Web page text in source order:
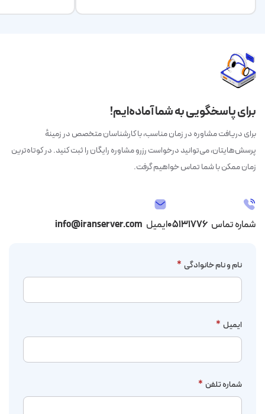
برای پاسخگویی به شما آماده‌ایم!
برای دریافت مشاوره در زمان مناسب، با کارشناسان متخصص در زمینهٔ
پرسش‌هایتان، می‌توانید درخواست رزرو مشاوره رایگان را ثبت کنید. در کوتاه‌ترین
زمان ممکن با شما تماس خواهیم گرفت.
شماره تماس ۰۵۱۳۱۷۷۶ایمیل info@iranserver.com
نام و نام خانوادگی *
ایمیل *
شماره تلفن *